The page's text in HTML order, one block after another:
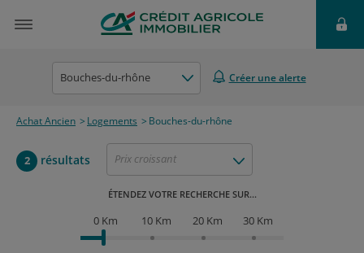
Bouches-du-rhône Créer une alerte
Achat Ancien Logements Bouches-du-rhône
2 résultats Prix croissant
ÉTENDEZ VOTRE RECHERCHE SUR...
0 Km 10 Km 20 Km 30 Km